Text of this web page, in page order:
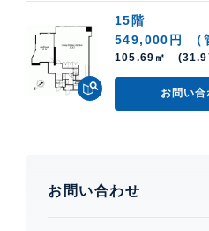
15階
549,000円
105.69㎡
お問い合
お問い合わせ